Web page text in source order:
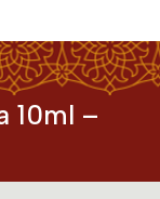
10ml –